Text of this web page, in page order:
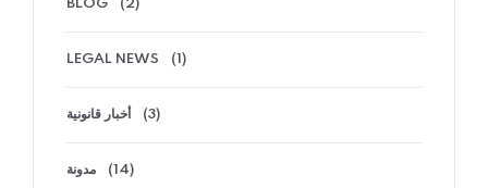
BLOG (2)
LEGAL NEWS (1)
أخبار قانونية (3)
مدونة (14)